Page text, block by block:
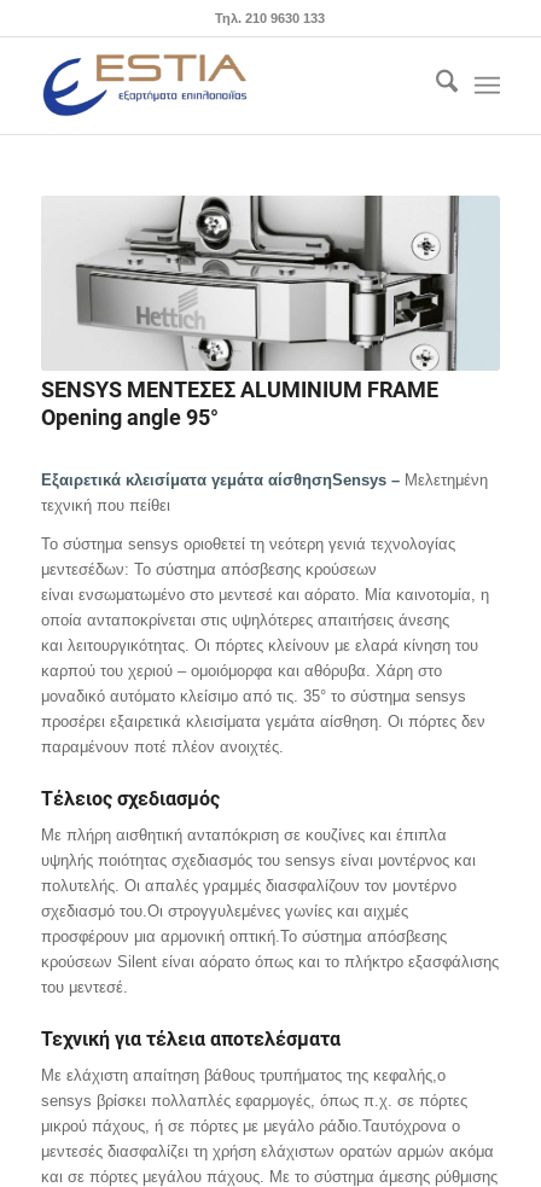
Τηλ. 210 9630 133
SENSYS ΜΕΝΤΕΣΕΣ ALUMINIUM FRAME
Opening angle 95°
Εξαιρετικά κλεισίματα γεμάτα αίσθησηSensys – Μελετημένη
τεχνική που πείθει
Το σύστημα sensys οριοθετεί τη νεότερη γενιά τεχνολογίας
μεντεσέδων: Το σύστημα απόσβεσης κρούσεων
είναι ενσωματωμένο στο μεντεσέ και αόρατο. Μία καινοτομία, η
οποία ανταποκρίνεται στις υψηλότερες απαιτήσεις άνεσης
και λειτουργικότητας. Οι πόρτες κλείνουν με ελαρά κίνηση του
καρπού του χεριού – ομοιόμορφα και αθόρυβα. Χάρη στο
μοναδικό αυτόματο κλείσιμο από τις. 35° το σύστημα sensys
προσέρει εξαιρετικά κλεισίματα γεμάτα αίσθηση. Οι πόρτες δεν
παραμένουν ποτέ πλέον ανοιχτές.
Τέλειος σχεδιασμός
Με πλήρη αισθητική ανταπόκριση σε κουζίνες και έπιπλα
υψηλής ποιότητας σχεδιασμός του sensys είναι μοντέρνος και
πολυτελής. Οι απαλές γραμμές διασφαλίζουν τον μοντέρνο
σχεδιασμό του.Οι στρογγυλεμένες γωνίες και αιχμές
προσφέρουν μια αρμονική οπτική.Το σύστημα απόσβεσης
κρούσεων Silent είναι αόρατο όπως και το πλήκτρο εξασφάλισης
του μεντεσέ.
Τεχνική για τέλεια αποτελέσματα
Με ελάχιστη απαίτηση βάθους τρυπήματος της κεφαλής,ο
sensys βρίσκει πολλαπλές εφαρμογές, όπως π.χ. σε πόρτες
μικρού πάχους, ή σε πόρτες με μεγάλο ράδιο.Ταυτόχρονα ο
μεντεσές διασφαλίζει τη χρήση ελάχιστων ορατών αρμών ακόμα
και σε πόρτες μεγάλου πάχους. Με το σύστημα άμεσης ρύθμισης